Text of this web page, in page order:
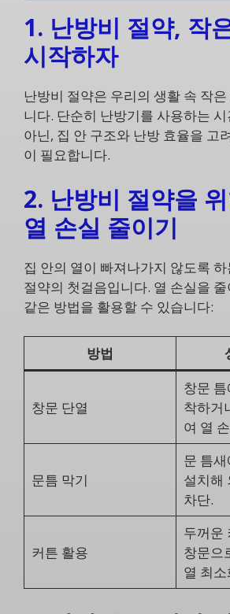
1. 난방비 절약, 작
시작하자
난방비 절약은 우리의 생활 속 작
니다. 단순히 난방기를 사용하는
아닌, 집 안 구조와 난방 효율을 고
이 필요합니다.
2. 난방비 절약을
열 손실 줄이기
집 안의 열이 빠져나가지 않도록
절약의 첫걸음입니다. 열 손실을
같은 방법을 활용할 수 있습니다:
방법
창문 단열
창문
착하거
여 열
문틈 막기
문 틈
설치해
차단.
커튼 활용
두꺼운
창문으
열 최소